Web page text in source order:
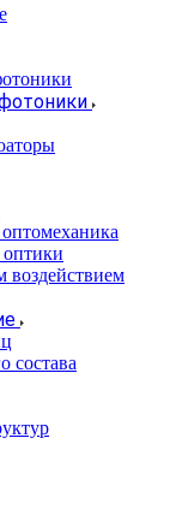
воздействием
состава